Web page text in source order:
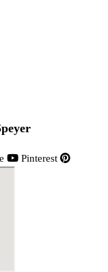
Pinterest